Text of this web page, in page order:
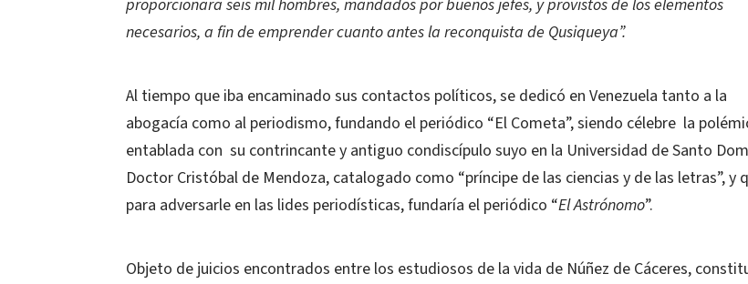
proporcionara seis mil hombres, mandados por buenos jefes, y provistos de los elementos
necesarios, a fin de emprender cuanto antes la reconquista de Qusiqueya”.
Al tiempo que iba encaminado sus contactos políticos, se dedicó en Venezuela tanto a la
abogacía como al periodismo, fundando el periódico “El Cometa”, siendo célebre la
entablada con su contrincante y antiguo condiscípulo suyo en la Universidad de Santo
Doctor Cristóbal de Mendoza, catalogado como “príncipe de las ciencias y de las letras”, y
para adversarle en las lides periodísticas, fundaría el periódico “El Astrónomo”.
Objeto de juicios encontrados entre los estudiosos de la vida de Núñez de Cáceres,